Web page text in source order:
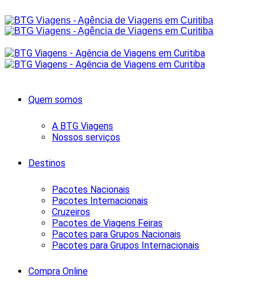
Quem somos
A BTG Viagens
Nossos serviços
Destinos
Pacotes Nacionais
Pacotes Internacionais
Cruzeiros
Pacotes de Viagens Feiras
Pacotes para Grupos Nacionais
Pacotes para Grupos Internacionais
Compra Online